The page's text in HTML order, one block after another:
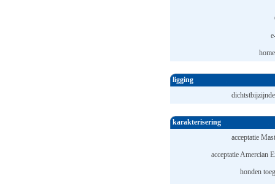
ligging
karakterisering
acceptatie
acceptatie Amercian
honden